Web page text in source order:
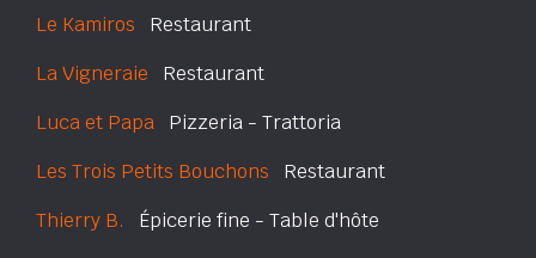
Le Kamiros Restaurant
La Vigneraie Restaurant
Luca et Papa Pizzeria - Trattoria
Les Trois Petits Bouchons Restaurant
Thierry B. Épicerie fine - Table d'hôte